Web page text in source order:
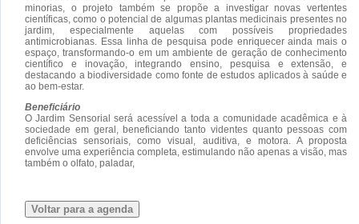
minorias, o projeto também se propõe a investigar novas vertentes
científicas, como o potencial de algumas plantas medicinais presentes no
jardim, especialmente aquelas com possíveis propriedades
antimicrobianas. Essa linha de pesquisa pode enriquecer ainda mais o
espaço, transformando-o em um ambiente de geração de conhecimento
científico e inovação, integrando ensino, pesquisa e extensão, e
destacando a biodiversidade como fonte de estudos aplicados à saúde e
ao bem-estar.
Beneficiário
O Jardim Sensorial será acessível a toda a comunidade acadêmica e à
sociedade em geral, beneficiando tanto videntes quanto pessoas com
deficiências sensoriais, como visual, auditiva, e motora. A proposta
envolve uma experiência completa, estimulando não apenas a visão, mas
também o olfato, paladar,
Voltar para a agenda